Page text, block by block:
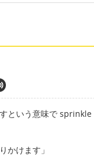
という意味で sprinkle
かけます」